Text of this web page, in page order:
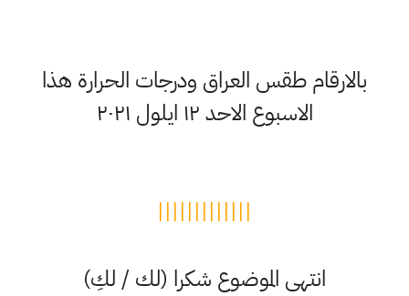
بالارقام طقس العراق ودرجات الحرارة هذا
الاسبوع الاحد ١٢ ايلول ٢٠٢١
|||||||||||||
انتهى الموضوع شكرا (لك / لكِ)